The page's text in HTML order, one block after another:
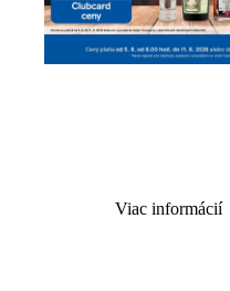
Viac informácií